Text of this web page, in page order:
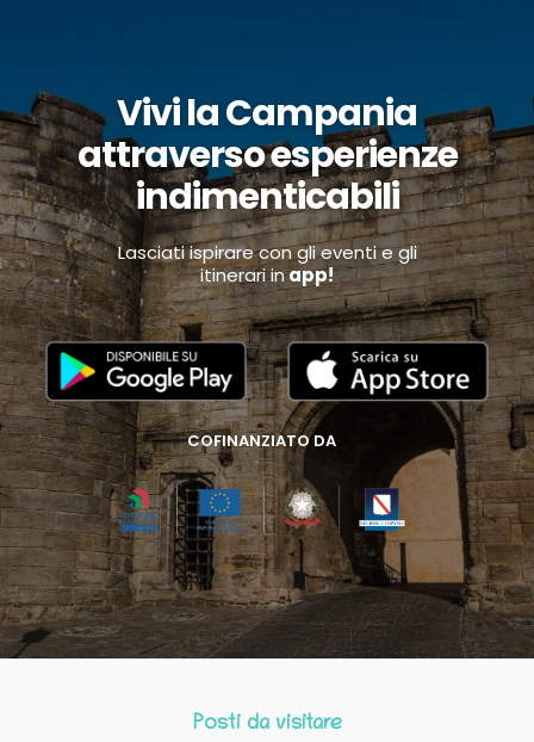
Vivi la Campania
attraverso esperienze
indimenticabili
Lasciati ispirare con gli eventi e gli
itinerari inapp!
COFINANZIATO DA
Posti da visitare